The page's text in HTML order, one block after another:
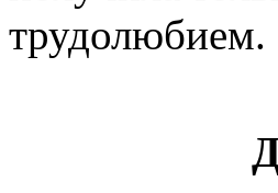
трудолюбием.